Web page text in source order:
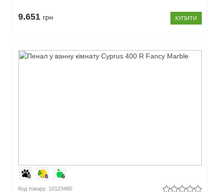
9.651 грн КУПИТИ
Код товару: 10123480